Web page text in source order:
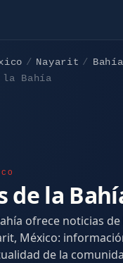
Nayarit
Bahía
de la
ofrece noticias de
México:
de la